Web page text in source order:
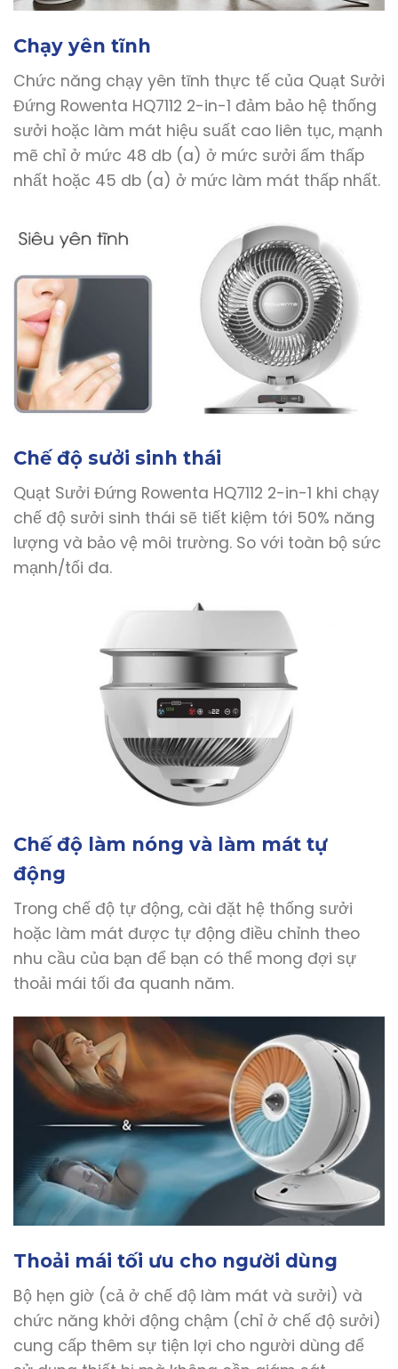
Chạy yên tĩnh
Chức năng chạy yên tĩnh thực tế của Quạt Sưởi
Đứng Rowenta HQ7112 2-in-1 đảm bảo hệ thống
sưởi hoặc làm mát hiệu suất cao liên tục, mạnh
mẽ chỉ ở mức 48 db (a) ở mức sưởi ấm thấp
nhất hoặc 45 db (a) ở mức làm mát thấp nhất.
Chế độ sưởi sinh thái
Quạt Sưởi Đứng Rowenta HQ7112 2-in-1 khi chạy
chế độ sưởi sinh thái sẽ tiết kiệm tới 50% năng
lượng và bảo vệ môi trường. So với toàn bộ sức
mạnh/tối đa.
Chế độ làm nóng và làm mát tự
động
Trong chế độ tự động, cài đặt hệ thống sưởi
hoặc làm mát được tự động điều chỉnh theo
nhu cầu của bạn để bạn có thể mong đợi sự
thoải mái tối đa quanh năm.
Thoải mái tối ưu cho người dùng
Bộ hẹn giờ (cả ở chế độ làm mát và sưởi) và
chức năng khởi động chậm (chỉ ở chế độ sưởi)
cung cấp thêm sự tiện lợi cho người dùng để